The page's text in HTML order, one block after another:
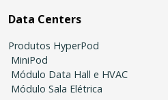
Data Centers
Produtos HyperPod
MiniPod
Módulo Data Hall e HVAC
Módulo Sala Elétrica